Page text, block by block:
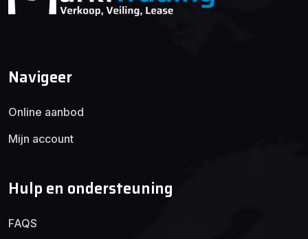
Navigeer
Online aanbod
Mijn account
Hulp en ondersteuning
FAQS